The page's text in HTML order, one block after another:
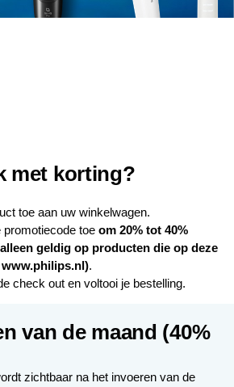
met korting?
toe aan uw winkelwagen.
promotiecode toeom 20% tot 40%
geldig op producten die op deze
.
check out en voltooi je bestelling.
van de maand (40%
zichtbaar na het invoeren van de